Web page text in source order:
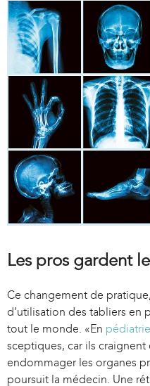
Les pros gardent
Ce changement de
d’utilisation des tabliers en
tout le monde. «En pédiatrie
sceptiques, car ils
endommager les organes
poursuit la médecin. Une